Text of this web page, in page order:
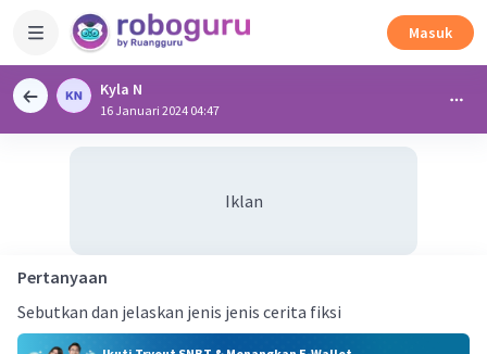
Masuk
Kyla N
16 Januari 2024 04:47
Iklan
Pertanyaan
Sebutkan dan jelaskan jenis jenis cerita fiksi